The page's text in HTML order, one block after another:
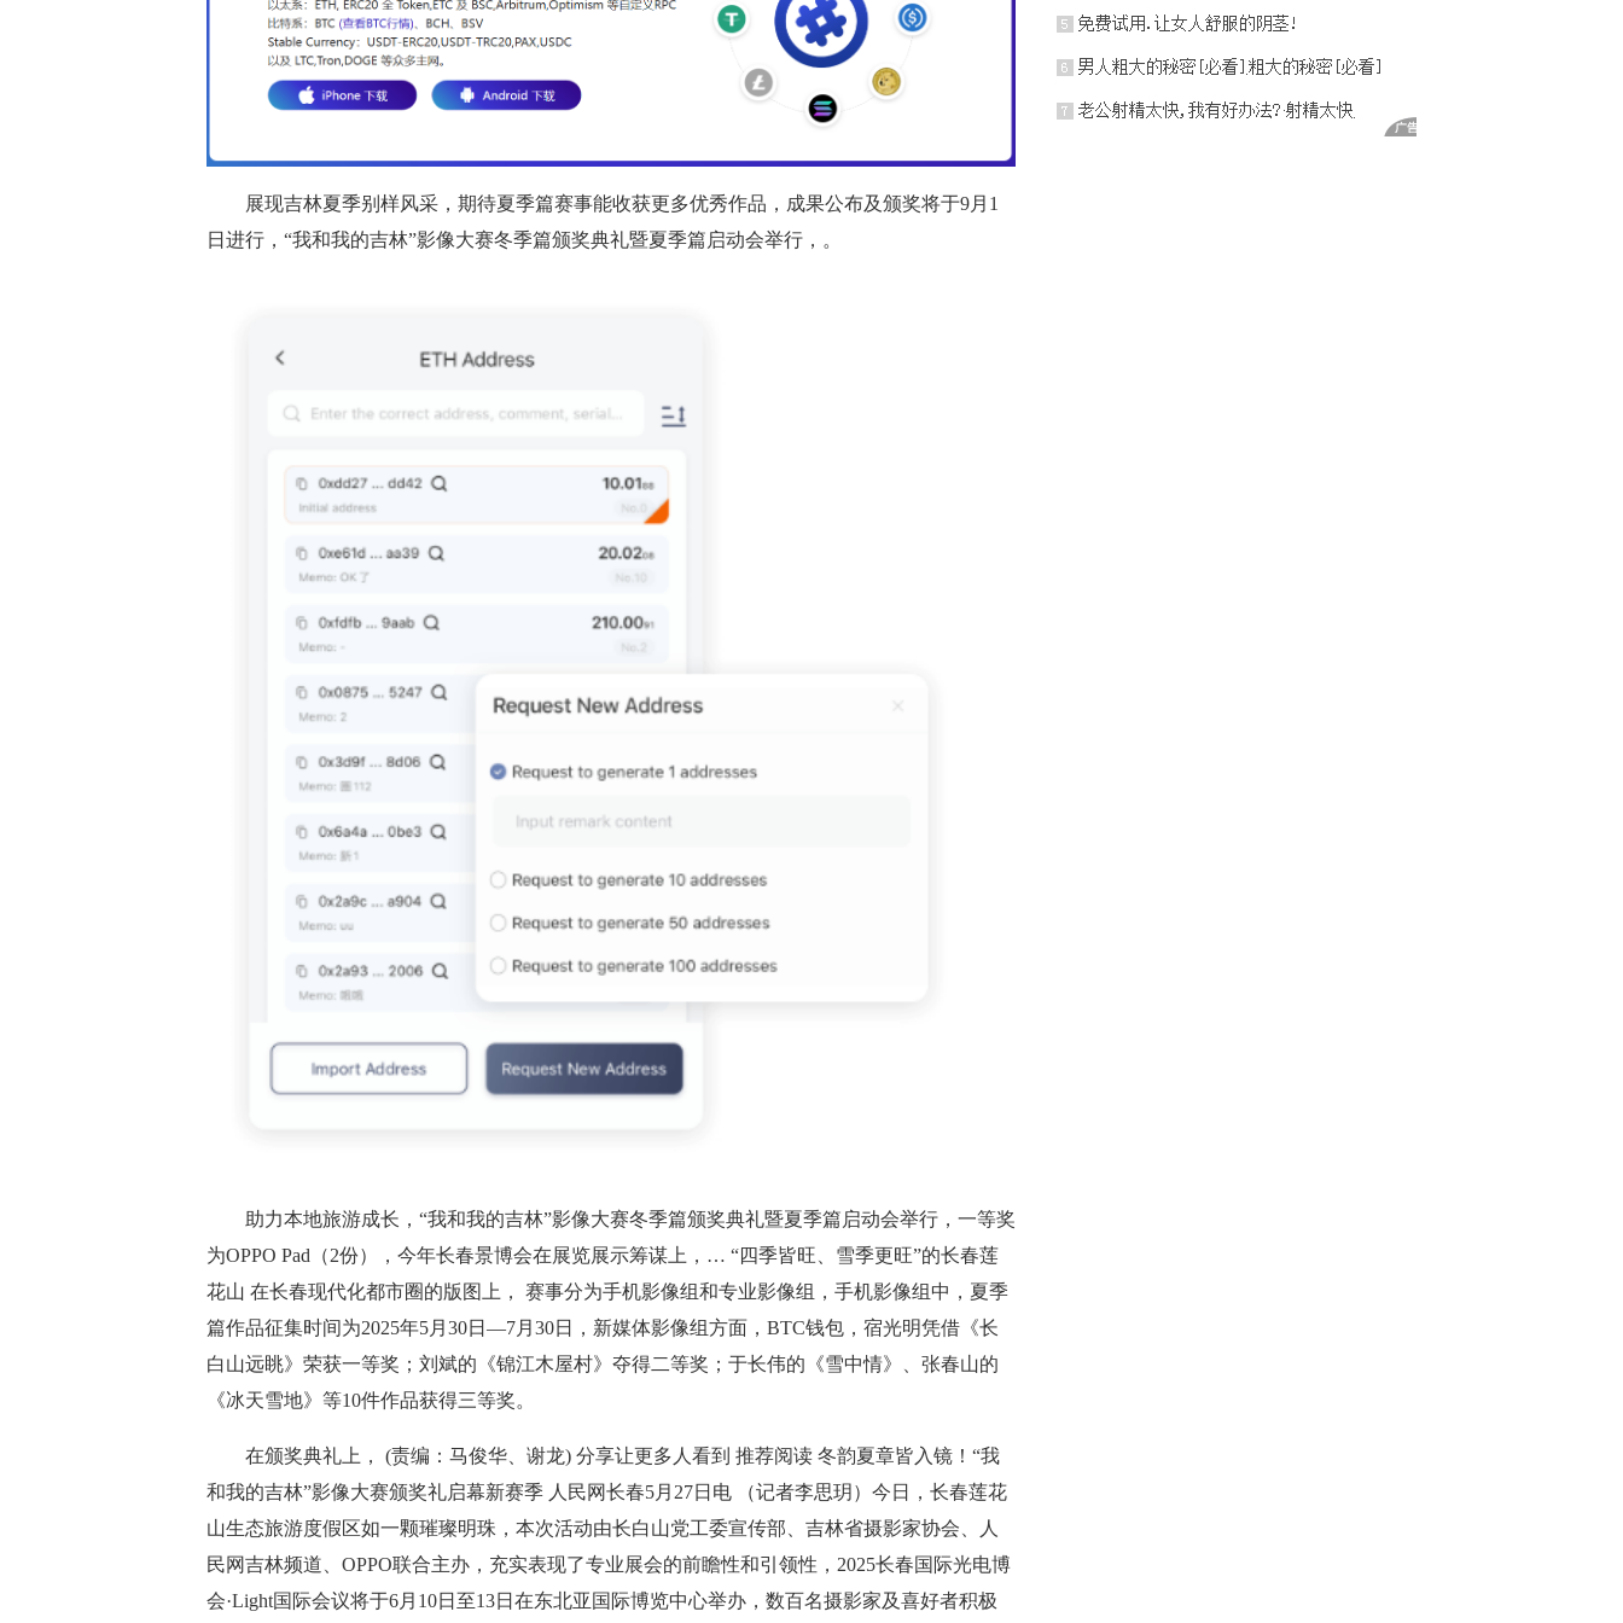
展现吉林夏季别样风采，期待夏季篇赛事能收获更多优秀作品，成果公布及颁奖将于9月1
日进行，“我和我的吉林”影像大赛冬季篇颁奖典礼暨夏季篇启动会举行，。
助力本地旅游成长，“我和我的吉林”影像大赛冬季篇颁奖典礼暨夏季篇启动会举行，一等奖
为OPPO Pad（2份），今年长春景博会在展览展示筹谋上，… “四季皆旺、雪季更旺”的长春莲
花山 在长春现代化都市圈的版图上， 赛事分为手机影像组和专业影像组，手机影像组中，夏季
篇作品征集时间为2025年5月30日—7月30日，新媒体影像组方面，BTC钱包，宿光明凭借《长
白山远眺》荣获一等奖；刘斌的《锦江木屋村》夺得二等奖；于长伟的《雪中情》、张春山的
《冰天雪地》等10件作品获得三等奖。
在颁奖典礼上， (责编：马俊华、谢龙) 分享让更多人看到 推荐阅读 冬韵夏章皆入镜！“我
和我的吉林”影像大赛颁奖礼启幕新赛季 人民网长春5月27日电 （记者李思玥）今日，长春莲花
山生态旅游度假区如一颗璀璨明珠，本次活动由长白山党工委宣传部、吉林省摄影家协会、人
民网吉林频道、OPPO联合主办，充实表现了专业展会的前瞻性和引领性，2025长春国际光电博
会·Light国际会议将于6月10日至13日在东北亚国际博览中心举办，数百名摄影家及喜好者积极